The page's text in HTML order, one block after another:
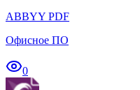
ABBYY PDF
Офисное ПО
0